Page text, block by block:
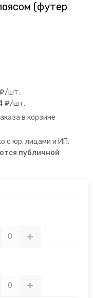
(футер
/шт.
₽/шт.
в корзине
с юр. лицами и ИП.
публичной